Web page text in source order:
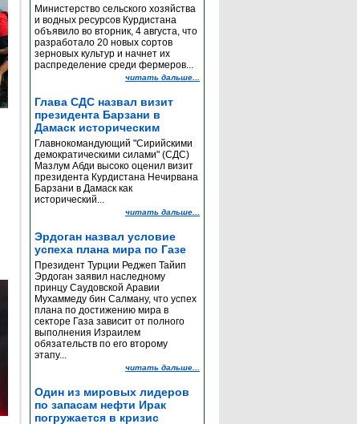
Министерство сельского хозяйства
и водных ресурсов Курдистана
объявило во вторник, 4 августа, что
разработало 20 новых сортов
зерновых культур и начнет их
распределение среди фермеров...
читать дальше...
Глава СДС назвал визит
президента Барзани в
Дамаск историческим
Главнокомандующий "Сирийскими
демократическими силами" (СДС)
Мазлум Абди высоко оценил визит
президента Курдистана Нечирвана
Барзани в Дамаск как
исторический...
читать дальше...
Эрдоган назвал условие
успеха плана мира по Газе
Президент Турции Реджеп Тайип
Эрдоган заявил наследному
принцу Саудовской Аравии
Мухаммеду бин Салману, что успех
плана по достижению мира в
секторе Газа зависит от полного
выполнения Израилем
обязательств по его второму
этапу...
читать дальше...
Один из мировых лидеров
по запасам нефти Ирак
погружается в кризис